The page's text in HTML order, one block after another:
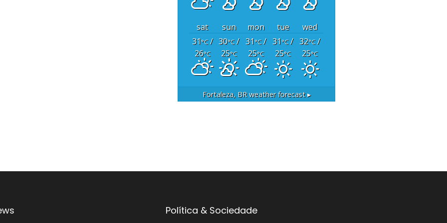
sat sun mon tue
wed
31°C/
26°C
30°C/
25°C
31°C/
25°C
31°C/
25°C
32°C/
25°C
Fortaleza, BRweather forecast ▸
Política & Sociedade